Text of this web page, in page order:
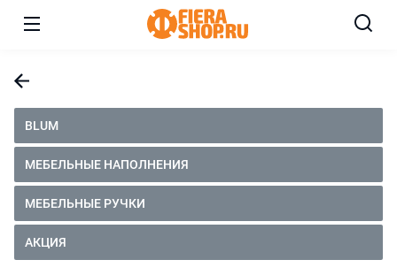
BLUM
МЕБЕЛЬНЫЕ НАПОЛНЕНИЯ
МЕБЕЛЬНЫЕ РУЧКИ
АКЦИЯ